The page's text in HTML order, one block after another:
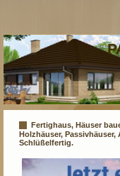
Fertighaus, Häuser
Holzhäuser,
Schlüßelfertig.